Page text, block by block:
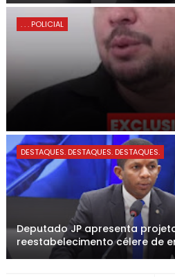
. . . POLICIAL
DESTAQUES. DESTAQUES. DESTAQUES.
Deputado JP apresenta
reestabelecimento célere de